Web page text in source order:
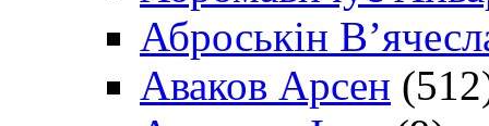
Аброськін
Аваков Арсен